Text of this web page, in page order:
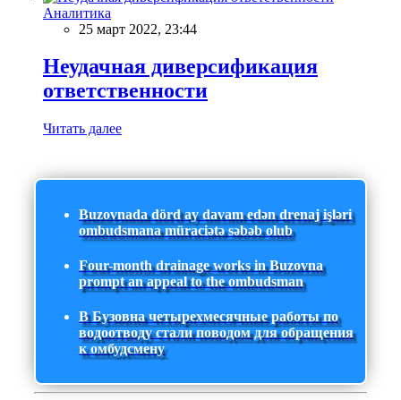
Аналитика
25 март 2022, 23:44
Неудачная диверсификация
ответственности
Читать далее
Buzovnada dörd ay davam edən drenaj işləri
ombudsmana müraciətə səbəb olub
Four-month drainage works in Buzovna
prompt an appeal to the ombudsman
В Бузовна четырехмесячные работы по
водоотводу стали поводом для обращения
к омбудсмену